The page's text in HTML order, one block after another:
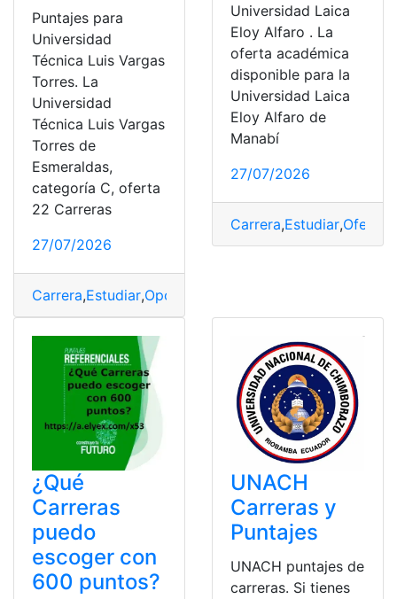
Puntajes para
Universidad
Técnica Luis Vargas
Torres. La
Universidad
Técnica Luis Vargas
Torres de
Esmeraldas,
categoría C, oferta
22 Carreras
27/07/2026
Carrera,Estudiar,Oportunidad
Universidad Laica
Eloy Alfaro . La
oferta académica
disponible para la
Universidad Laica
Eloy Alfaro de
Manabí
27/07/2026
Carrera,Estudiar,Oferta
¿Qué
Carreras
puedo
escoger con
600 puntos?
UNACH
Carreras y
Puntajes
UNACH puntajes de
carreras. Si tienes